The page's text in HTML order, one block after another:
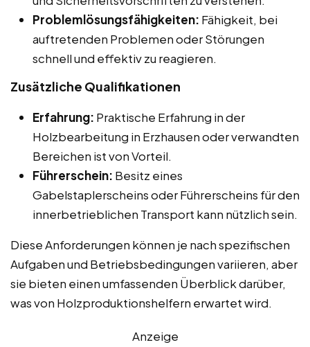
Problemlösungsfähigkeiten: Fähigkeit, bei
auftretenden Problemen oder Störungen
schnell und effektiv zu reagieren.
Zusätzliche Qualifikationen
Erfahrung: Praktische Erfahrung in der
Holzbearbeitung in Erzhausen oder verwandten
Bereichen ist von Vorteil.
Führerschein: Besitz eines
Gabelstaplerscheins oder Führerscheins für den
innerbetrieblichen Transport kann nützlich sein.
Diese Anforderungen können je nach spezifischen
Aufgaben und Betriebsbedingungen variieren, aber
sie bieten einen umfassenden Überblick darüber,
was von Holzproduktionshelfern erwartet wird.
Anzeige